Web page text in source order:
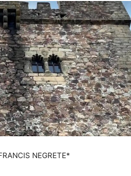
NEGRETE*